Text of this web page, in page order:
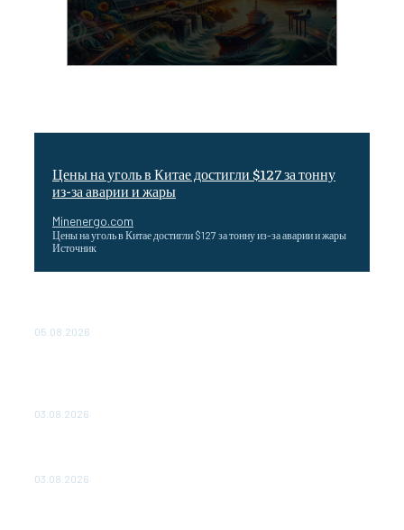
Цены на уголь в Китае достигли $127 за тонну
из-за аварии и жары
Minenergo.com
Цены на уголь в Китае достигли $127 за тонну из-за аварии и жары
Источник
05.08.2026
03.08.2026
03.08.2026